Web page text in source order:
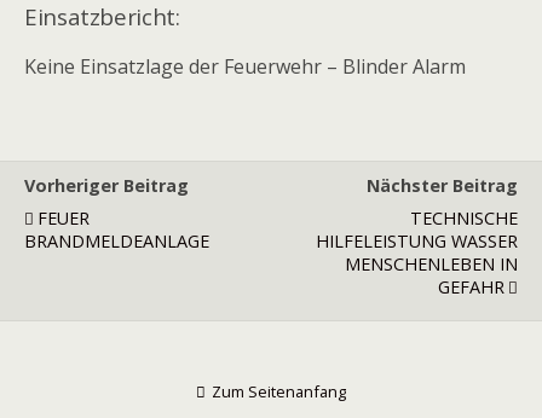
Einsatzbericht:
Keine Einsatzlage der Feuerwehr – Blinder Alarm
Vorheriger Beitrag
FEUER
BRANDMELDEANLAGE
Nächster Beitrag
TECHNISCHE
HILFELEISTUNG WASSER
MENSCHENLEBEN IN
GEFAHR
Zum Seitenanfang